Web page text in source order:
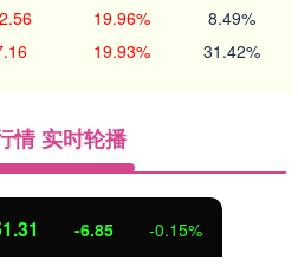
19.96% 8.49%
19.93% 31.42%
情 实时轮播
3.42 0.30%